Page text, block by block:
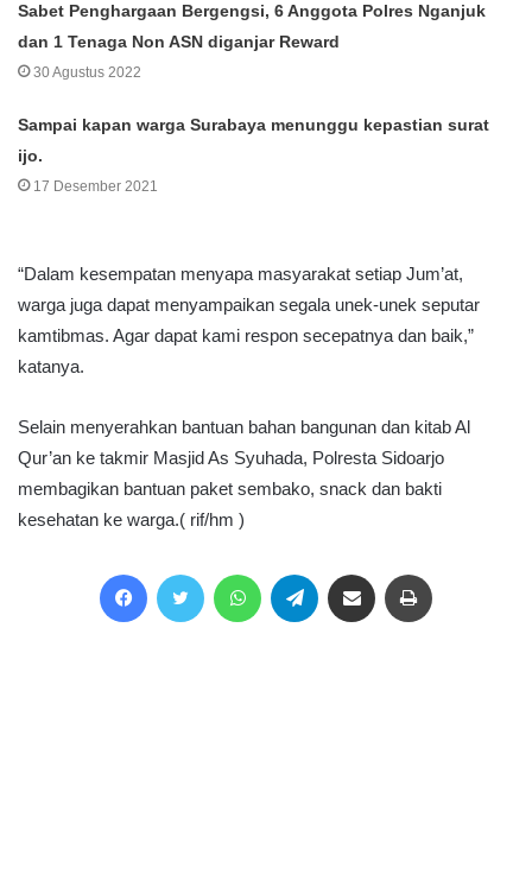
Sabet Penghargaan Bergengsi, 6 Anggota Polres Nganjuk
dan 1 Tenaga Non ASN diganjar Reward
30 Agustus 2022
Sampai kapan warga Surabaya menunggu kepastian surat
ijo.
17 Desember 2021
“Dalam kesempatan menyapa masyarakat setiap Jum’at,
warga juga dapat menyampaikan segala unek-unek seputar
kamtibmas. Agar dapat kami respon secepatnya dan baik,”
katanya.
Selain menyerahkan bantuan bahan bangunan dan kitab Al
Qur’an ke takmir Masjid As Syuhada, Polresta Sidoarjo
membagikan bantuan paket sembako, snack dan bakti
kesehatan ke warga.( rif/hm )